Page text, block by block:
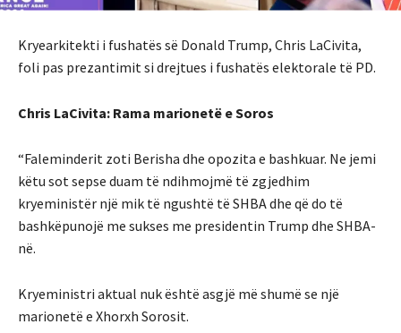
Kryearkitekti i fushatës së Donald Trump, Chris LaCivita,
foli pas prezantimit si drejtues i fushatës elektorale të PD.
Chris LaCivita: Rama marionetë e Soros
“Faleminderit zoti Berisha dhe opozita e bashkuar. Ne jemi
këtu sot sepse duam të ndihmojmë të zgjedhim
kryeministër një mik të ngushtë të SHBA dhe që do të
bashkëpunojë me sukses me presidentin Trump dhe SHBA-
në.
Kryeministri aktual nuk është asgjë më shumë se një
marionetë e Xhorxh Sorosit.